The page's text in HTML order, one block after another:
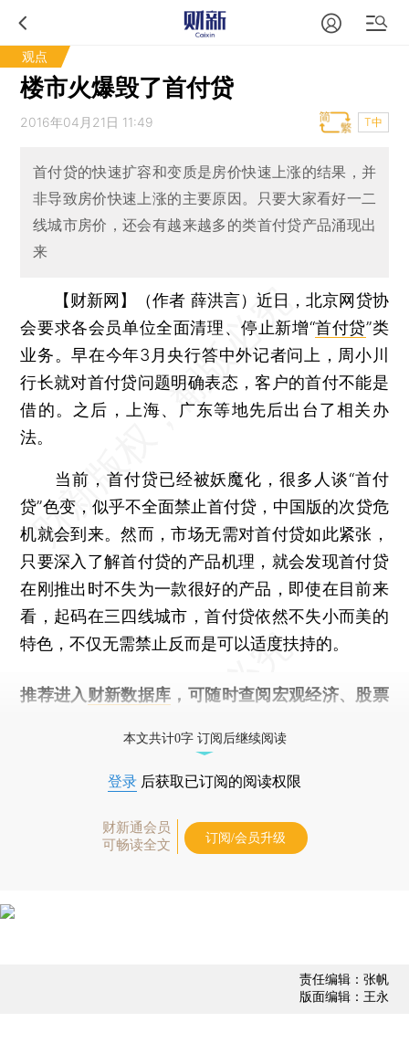
观点
楼市火爆毁了首付贷
2016年04月21日 11:49 T中
首付贷的快速扩容和变质是房价快速上涨的结果，并
非导致房价快速上涨的主要原因。只要大家看好一二
线城市房价，还会有越来越多的类首付贷产品涌现出
来
【财新网】（作者 薛洪言） 近日，北京网贷协
会要求各会员单位全面清理、停止新增“首付贷”类
业务。早在今年3月央行答中外记者问上，周小川
行长就对首付贷问题明确表态，客户的首付不能是
借的。之后，上海、广东等地先后出台了相关办
法。
当前，首付贷已经被妖魔化，很多人谈“首付
贷”色变，似乎不全面禁止首付贷，中国版的次贷危
机就会到来。然而，市场无需对首付贷如此紧张，
只要深入了解首付贷的产品机理，就会发现首付贷
在刚推出时不失为一款很好的产品，即使在目前来
看，起码在三四线城市，首付贷依然不失小而美的
特色，不仅无需禁止反而是可以适度扶持的。
推荐进入 财新数据库 ，可随时查阅宏观经济、股票
本文共计0字 订阅后继续阅读
登录 后获取已订阅的阅读权限
财新通会员
可畅读全文
订阅/会员升级
责任编辑：张帆
版面编辑：王永